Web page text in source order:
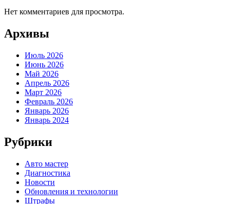
Нет комментариев для просмотра.
Архивы
Июль 2026
Июнь 2026
Май 2026
Апрель 2026
Март 2026
Февраль 2026
Январь 2026
Январь 2024
Рубрики
Авто мастер
Диагностика
Новости
Обновления и технологии
Штрафы